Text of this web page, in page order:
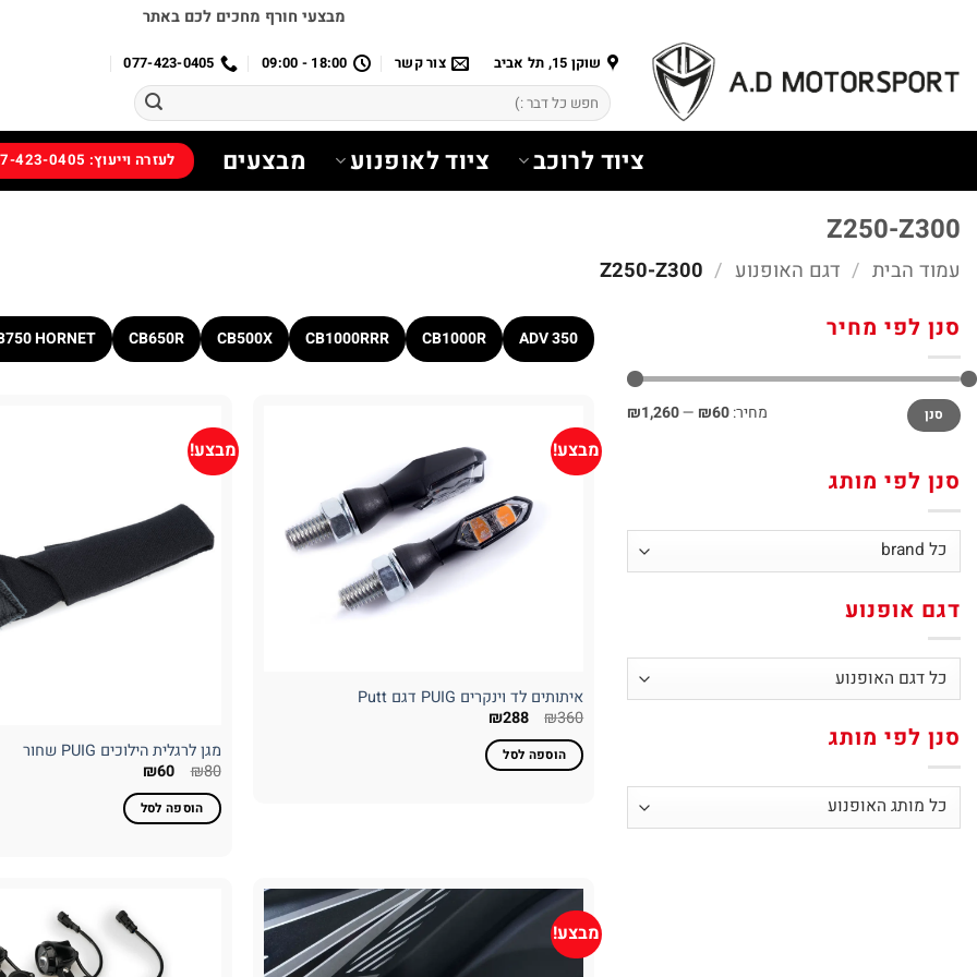
content
מבצעי חורף מחכים לכם באתר
שוקן 15, תל אביב צור קשר 18:00 - 09:00
077-423-0405
חיפוש
עבור:
ציוד לרוכב ציוד לאופנוע מבצעים לעזרה וייעוץ: 077-423-0405
Z250-Z300
עמוד הבית / דגם האופנוע /
סנן לפי מחיר
מחיר
מינימלי
מחיר
מקסימלי
סנן מחיר:₪60
—
₪1,260
סנן לפי מותג
דגם אופנוע
סנן לפי מותג
ADV 350
CB1000R
CB1000RRR
CB500X
CB650R
HORNET
מבצע!
איתותים לד וינקרים PUIG דגם Putt
₪360 המחיר
היה:
₪360.
₪288
הוא:
₪288. הוספה לסל
מבצע!
מגן לרגלית הילוכים PUIG שחור
₪80 המחיר
היה:
₪80.
₪60 המחיר
הוא:
₪60.הוספה לסל
מבצע!